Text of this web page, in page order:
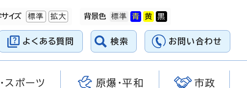
イズ 標準 拡大 背景色
よくある質問 検索 お問い合わせ
スポーツ 原爆・平和 市政